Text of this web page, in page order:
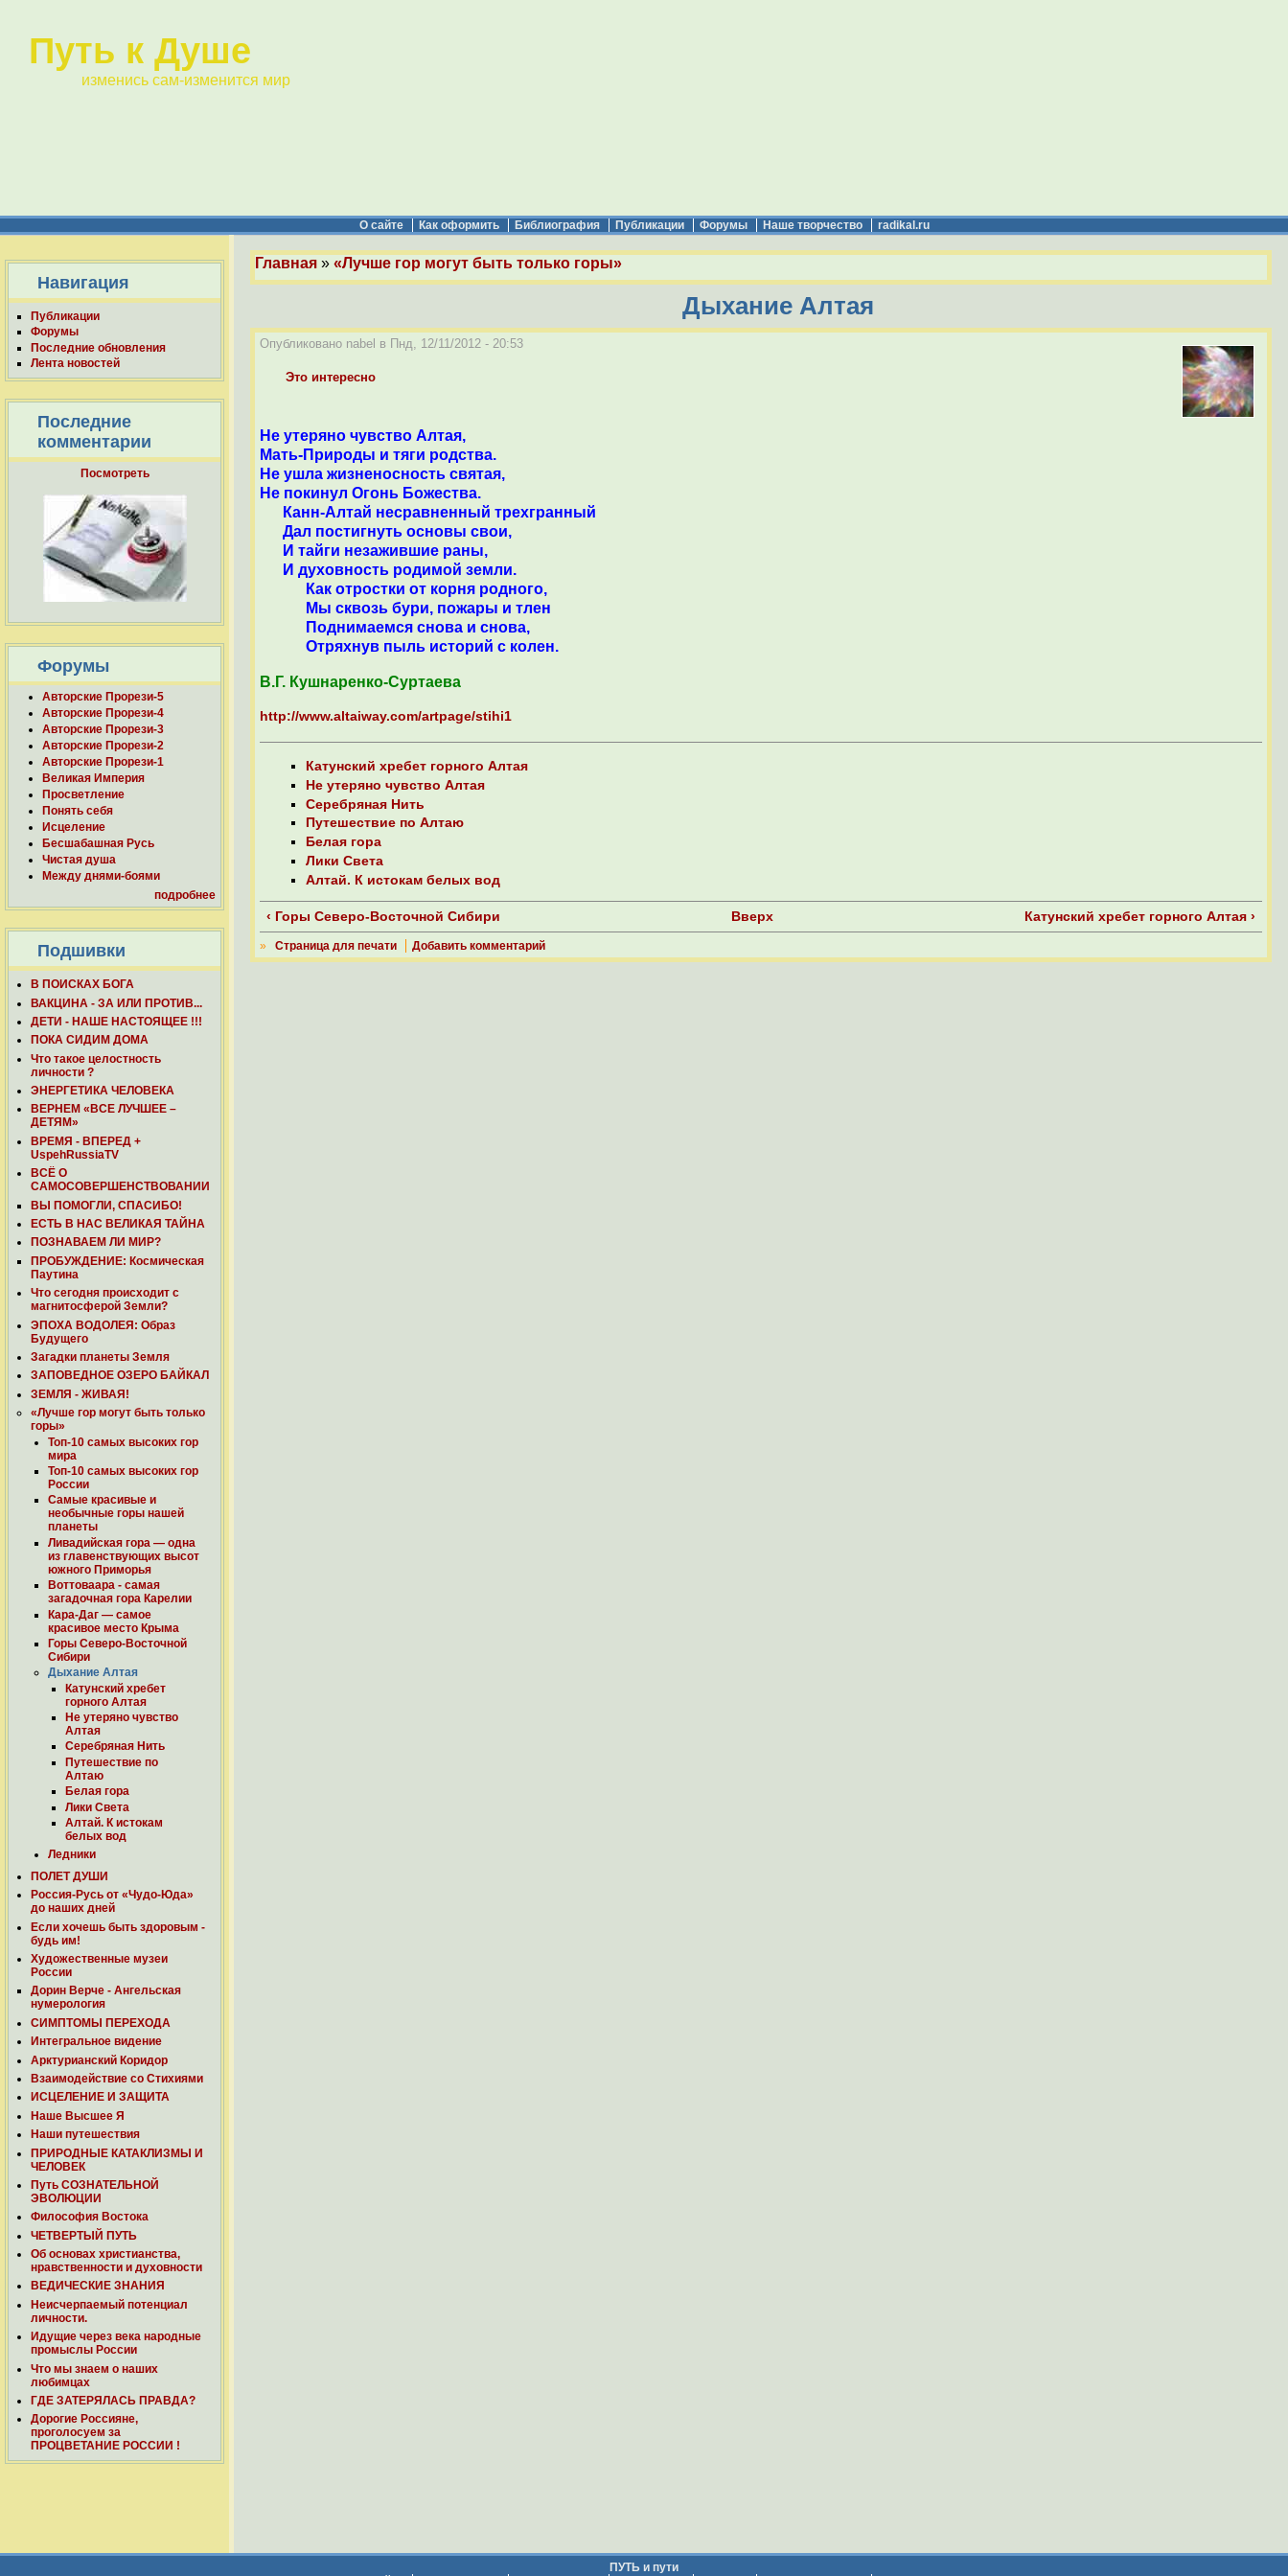
Путь к Душе
изменись сам-изменится мир
О сайте Как оформить Библиография Публикации Форумы Наше творчество radikal.ru
Навигация
Публикации
Форумы
Последние обновления
Лента новостей
Последние
комментарии
Посмотреть
Форумы
Авторские Прорези-5
Авторские Прорези-4
Авторские Прорези-3
Авторские Прорези-2
Авторские Прорези-1
Великая Империя
Просветление
Понять себя
Исцеление
Бесшабашная Русь
Чистая душа
Между днями-боями
подробнее
Подшивки
В ПОИСКАХ БОГА
ВАКЦИНА - ЗА ИЛИ ПРОТИВ...
ДЕТИ - НАШЕ НАСТОЯЩЕЕ !!!
ПОКА СИДИМ ДОМА
Что такое целостность
личности ?
ЭНЕРГЕТИКА ЧЕЛОВЕКА
ВЕРНЕМ «ВСЕ ЛУЧШЕЕ –
ДЕТЯМ»
ВРЕМЯ - ВПЕРЕД +
UspehRussiaTV
ВСЁ О
САМОСОВЕРШЕНСТВОВАНИИ
ВЫ ПОМОГЛИ, СПАСИБО!
ЕСТЬ В НАС ВЕЛИКАЯ ТАЙНА
ПОЗНАВАЕМ ЛИ МИР?
ПРОБУЖДЕНИЕ: Космическая
Паутина
Что сегодня происходит с
магнитосферой Земли?
ЭПОХА ВОДОЛЕЯ: Образ
Будущего
Загадки планеты Земля
ЗАПОВЕДНОЕ ОЗЕРО БАЙКАЛ
ЗЕМЛЯ - ЖИВАЯ!
«Лучше гор могут быть только
горы»
Топ-10 самых высоких гор
мира
Топ-10 самых высоких гор
России
Самые красивые и
необычные горы нашей
планеты
Ливадийская гора — одна
из главенствующих высот
южного Приморья
Воттоваара - самая
загадочная гора Карелии
Кара-Даг — самое
красивое место Крыма
Горы Северо-Восточной
Сибири
Дыхание Алтая
Катунский хребет
горного Алтая
Не утеряно чувство
Алтая
Серебряная Нить
Путешествие по
Алтаю
Белая гора
Лики Света
Алтай. К истокам
белых вод
Ледники
ПОЛЕТ ДУШИ
Россия-Русь от «Чудо-Юда»
до наших дней
Если хочешь быть здоровым -
будь им!
Художественные музеи
России
Дорин Верче - Ангельская
нумерология
СИМПТОМЫ ПЕРЕХОДА
Интегральное видение
Арктурианский Коридор
Взаимодействие со Стихиями
ИСЦЕЛЕНИЕ И ЗАЩИТА
Наше Высшее Я
Наши путешествия
ПРИРОДНЫЕ КАТАКЛИЗМЫ И
ЧЕЛОВЕК
Путь СОЗНАТЕЛЬНОЙ
ЭВОЛЮЦИИ
Философия Востока
ЧЕТВЕРТЫЙ ПУТЬ
Об основах христианства,
нравственности и духовности
ВЕДИЧЕСКИЕ ЗНАНИЯ
Неисчерпаемый потенциал
личности.
Идущие через века народные
промыслы России
Что мы знаем о наших
любимцах
ГДЕ ЗАТЕРЯЛАСЬ ПРАВДА?
Дорогие Россияне,
проголосуем за
ПРОЦВЕТАНИЕ РОССИИ !
Главная » «Лучше гор могут быть только горы»
Дыхание Алтая
Опубликовано nabel в Пнд, 12/11/2012 - 20:53
Это интересно
Не утеряно чувство Алтая,
Мать-Природы и тяги родства.
Не ушла жизненосность святая,
Не покинул Огонь Божества.
Канн-Алтай несравненный трехгранный
Дал постигнуть основы свои,
И тайги незажившие раны,
И духовность родимой земли.
Как отростки от корня родного,
Мы сквозь бури, пожары и тлен
Поднимаемся снова и снова,
Отряхнув пыль историй с колен.
В.Г. Кушнаренко-Суртаева
http://www.altaiway.com/artpage/stihi1
Катунский хребет горного Алтая
Не утеряно чувство Алтая
Серебряная Нить
Путешествие по Алтаю
Белая гора
Лики Света
Алтай. К истокам белых вод
‹ Горы Северо-Восточной Сибири Вверх Катунский хребет горного Алтая ›
» Страница для печати Добавить комментарий
ПУТЬ и пути